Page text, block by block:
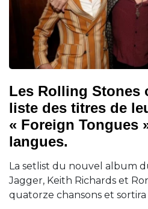
Les Rolling Stones
liste des titres de
« Foreign Tongues
langues.
La setlist du nouvel album
Jagger, Keith Richards et
quatorze chansons et sortira